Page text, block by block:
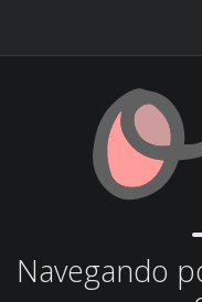
Navegando